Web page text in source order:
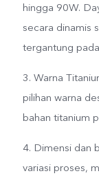
hingga 90W.
secara dinamis
tergantung
3. Warna
pilihan warna
bahan titanium
4. Dimensi dan
variasi proses,